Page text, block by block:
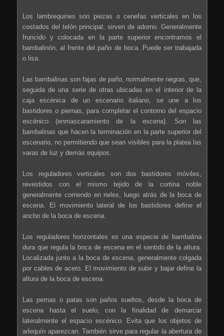
Los lambrequines son piezas o cenefas verticales en los
costados del telón principal, sirven de adorno. Generalmente
fruncido y colocada en la parte superior encontramos el
bambalinón, al frente del paño de boca. Puede ser trabajada
o lisa.
Las bambalinas son fajas de paño, normalmente negras, que,
seguida de una serie de otras ubicadas en el interior de la
caja escénica de un escenario italiano, se une a los
bastidores o piernas, para completar el contorno del espacio
escénico (enmascaramiento de la escena). Son las
bambalinas que hacen la terminación en la parte superior del
escenario, no permitiendo que sean visibles para la platea las
varas de luz y demás equipos.
Los reguladores verticales son dos bastidores móviles,
revestidos con el mismo tejido de la cortina noble
generalmente corriendo en rieles, luego atrás de la boca de
escena. El movimiento lateral de los bastidores define el
ancho de la boca de escena.
Los reguladores horizontales es una especie de bambalina
dura que regula la boca de escena en el sentido de la altura.
Localizada junto a la boca de escena, generalmente colgada
por cables de acero. El movimiento de subir y bajar define la
altura de la boca de escena.
Las pernas o patas son paños sueltos, desde la boca de
escena hasta el suelo, con la finalidad de demarcar
lateralmente el espacio escénico. Evita que los objetos de
arlequín aparezcan. También sirve para regular la abertura de